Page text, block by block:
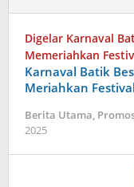
Digelar Karnaval
Memeriahkan
Karnaval Batik
Meriahkan
Berita Utama,
2025